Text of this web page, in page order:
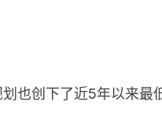
也创下了近5年以来最